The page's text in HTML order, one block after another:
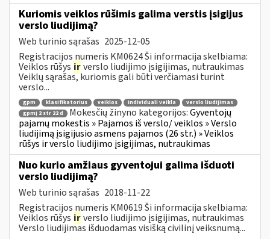
Kuriomis veiklos rūšimis galima verstis įsigijus
verslo liudijimą?
Web turinio sąrašas 2025-12-05
Registracijos numeris KM0624 Ši informacija skelbiama:
Veiklos rūšys irverslo liudijimo įsigijimas, nutraukimas
Veiklų sąrašas, kuriomis gali būti verčiamasi turint
verslo...
gpm klasifikatorius veiklos individuali veikla
verslo liudijimas
gpmį 2 str 22 d
Mokesčių žinyno kategorijos:Gyventojų
pajamų mokestis » Pajamos iš verslo/ veiklos » Verslo
liudijimą įsigijusio asmens pajamos (26 str.) » Veiklos
rūšys ir verslo liudijimo įsigijimas, nutraukimas
Nuo kurio amžiaus gyventojui galima išduoti
verslo liudijimą?
Web turinio sąrašas 2018-11-22
Registracijos numeris KM0619 Ši informacija skelbiama:
Veiklos rūšys irverslo liudijimo įsigijimas, nutraukimas
Verslo liudijimas išduodamas visišką civilinį veiksnumą...